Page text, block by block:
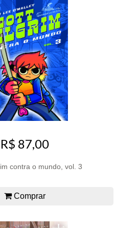
R$ 87,00
contra o mundo, vol. 3
Comprar